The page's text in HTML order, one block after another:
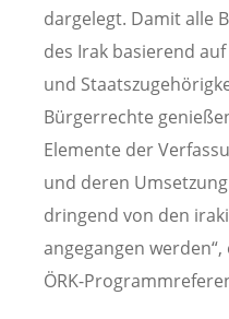
dargelegt. Damit alle
des Irak basierend
und
Bürgerrechte
Elemente der
und deren
dringend von den
angegangen
ÖRK-